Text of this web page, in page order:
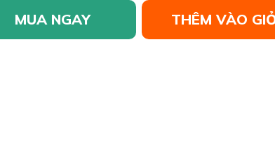
MUA NGAY THÊM VÀO